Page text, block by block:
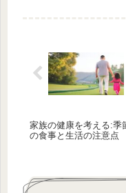
家族の健康を考える:季
の食事と生活の注意点